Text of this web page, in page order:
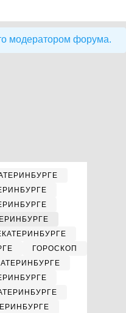
модератором форума.
ГОРОСКОП